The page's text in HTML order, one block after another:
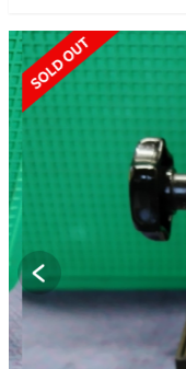
SOLD OUT